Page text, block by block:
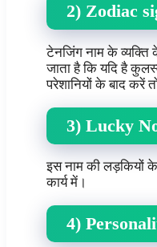
2) Zodiac
टेनजिंग नाम के व्यक्ति
जाता है कि यदि है
परेशानियों के बाद करें
3) Lucky
इस नाम की लड़कियों
कार्य में।
4)